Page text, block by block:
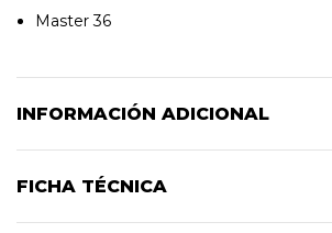
Master 36
INFORMACIÓN ADICIONAL
FICHA TÉCNICA